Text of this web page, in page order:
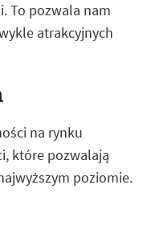
To pozwala nam
atrakcyjnych
na rynku
które pozwalają
poziomie.